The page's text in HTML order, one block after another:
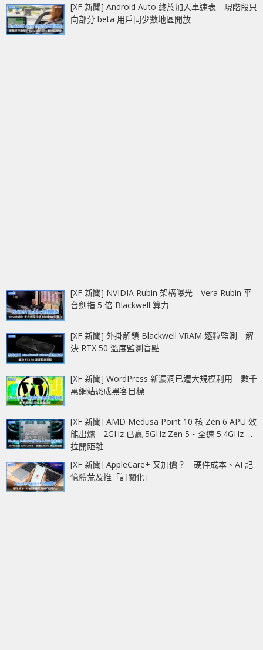
[XF 新聞] Android Auto 終於加入車速表 現階段只
向部分 beta 用戶同少數地區開放
[XF 新聞] NVIDIA Rubin 架構曝光 Vera Rubin 平
台劍指 5 倍 Blackwell 算力
[XF 新聞] 外掛解鎖 Blackwell VRAM 逐粒監測 解
決 RTX 50 溫度監測盲點
[XF 新聞] WordPress 新漏洞已遭大規模利用 數千
萬網站恐成黑客目標
[XF 新聞] AMD Medusa Point 10 核 Zen 6 APU 效
能出爐 2GHz 已贏 5GHz Zen 5‧全速 5.4GHz 更
拉開距離
[XF 新聞] AppleCare+ 又加價？ 硬件成本、AI 記
憶體荒及推「訂閱化」